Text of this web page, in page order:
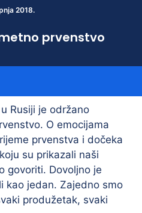
2018.
prvenstvo
Rusiji je održano
O emocijama
prvenstva i dočeka
su prikazali naši
govoriti. Dovoljno je
kao jedan. Zajedno smo
produžetak, svaki